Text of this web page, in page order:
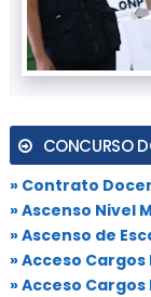
CONCURSO
» Contrato
» Ascenso Nivel
» Ascenso de
» Acceso
» Acceso Cargos